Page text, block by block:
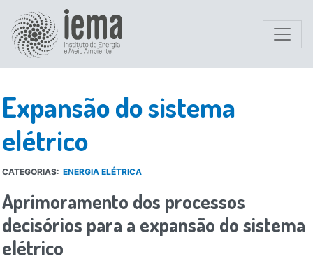
Expansão do sistema
elétrico
CATEGORIAS: ENERGIA ELÉTRICA
Aprimoramento dos processos
decisórios para a expansão do sistema
elétrico